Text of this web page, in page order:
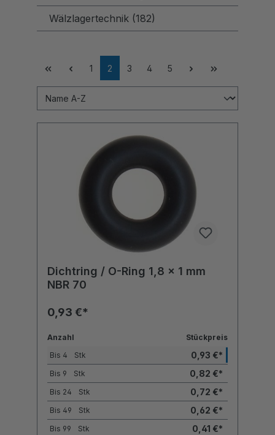
Wälzlagertechnik (182)
1 2 3 4 5
Dichtring / O-Ring 1,8 x 1 mm
NBR 70
0,93 €*
Anzahl
Stückpreis
Bis 4 Stk 0,93 €*
Bis 9 Stk 0,82 €*
Bis 24 Stk 0,72 €*
Bis 49 Stk 0,62 €*
Bis 99 Stk 0,41 €*